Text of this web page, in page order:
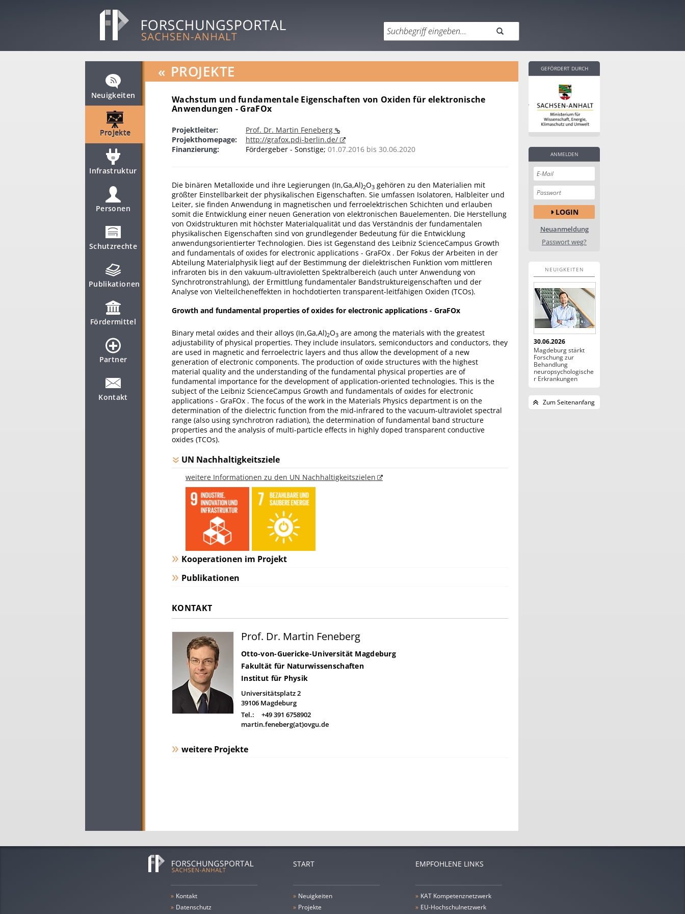
Neuigkeiten
Projekte
Infrastruktur
Personen
Schutzrechte
Publikationen
Fördermittel
Partner
Kontakt
« PROJEKTE
Wachstum und fundamentale Eigenschaften von Oxiden für elektronische
Anwendungen - GraFOx
Projektleiter:
Prof. Dr. Martin Feneberg
Projekthomepage:
http://grafox.pdi-berlin.de/
Finanzierung:
Fördergeber - Sonstige; 01.07.2016 bis 30.06.2020
Die binären Metalloxide und ihre Legierungen (In,Ga,Al)2O3 gehören zu den Materialien mit
größter Einstellbarkeit der physikalischen Eigenschaften. Sie umfassen Isolatoren, Halbleiter und
Leiter, sie finden Anwendung in magnetischen und ferroelektrischen Schichten und erlauben
somit die Entwicklung einer neuen Generation von elektronischen Bauelementen. Die Herstellung
von Oxidstrukturen mit höchster Materialqualität und das Verständnis der fundamentalen
physikalischen Eigenschaften sind von grundlegender Bedeutung für die Entwicklung
anwendungsorientierter Technologien. Dies ist Gegenstand des Leibniz ScienceCampus Growth
and fundamentals of oxides for electronic applications - GraFOx . Der Fokus der Arbeiten in der
Abteilung Materialphysik liegt auf der Bestimmung der dielektrischen Funktion vom mittleren
infraroten bis in den vakuum-ultravioletten Spektralbereich (auch unter Anwendung von
Synchrotronstrahlung), der Ermittlung fundamentaler Bandstruktureigenschaften und der
Analyse von Vielteilcheneffekten in hochdotierten transparent-leitfähigen Oxiden (TCOs).
Growth and fundamental properties of oxides for electronic applications - GraFOx
Binary metal oxides and their alloys (In,Ga,Al)2O3 are among the materials with the greatest
adjustability of physical properties. They include insulators, semiconductors and conductors, they
are used in magnetic and ferroelectric layers and thus allow the development of a new
generation of electronic components. The production of oxide structures with the highest
material quality and the understanding of the fundamental physical properties are of
fundamental importance for the development of application-oriented technologies. This is the
subject of the Leibniz ScienceCampus Growth and fundamentals of oxides for electronic
applications - GraFOx . The focus of the work in the Materials Physics department is on the
determination of the dielectric function from the mid-infrared to the vacuum-ultraviolet spectral
range (also using synchrotron radiation), the determination of fundamental band structure
properties and the analysis of multi-particle effects in highly doped transparent conductive
oxides (TCOs).
UN Nachhaltigkeitsziele
weitere Informationen zu den UN Nachhaltigkeitszielen
Kooperationen im Projekt
Publikationen
KONTAKT
Prof. Dr. Martin Feneberg
Otto-von-Guericke-Universität Magdeburg
Fakultät für Naturwissenschaften
Institut für Physik
Universitätsplatz 2
39106 Magdeburg
Tel.:
+49 391 6758902
martin.feneberg(at)ovgu.de
weitere Projekte
GEFÖRDERT DURCH
ANMELDEN
LOGIN
Neuanmeldung
Passwort weg?
NEUIGKEITEN
30.06.2026
Magdeburg stärkt
Forschung zur
Behandlung
neuropsychologische
r Erkrankungen
Zum Seitenanfang
»
Kontakt
»
Datenschutz
START
» Neuigkeiten
» Projekte
EMPFOHLENE LINKS
» KAT Kompetenznetzwerk
» EU-Hochschulnetzwerk